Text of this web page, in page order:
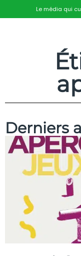
Le média qui
Derniers